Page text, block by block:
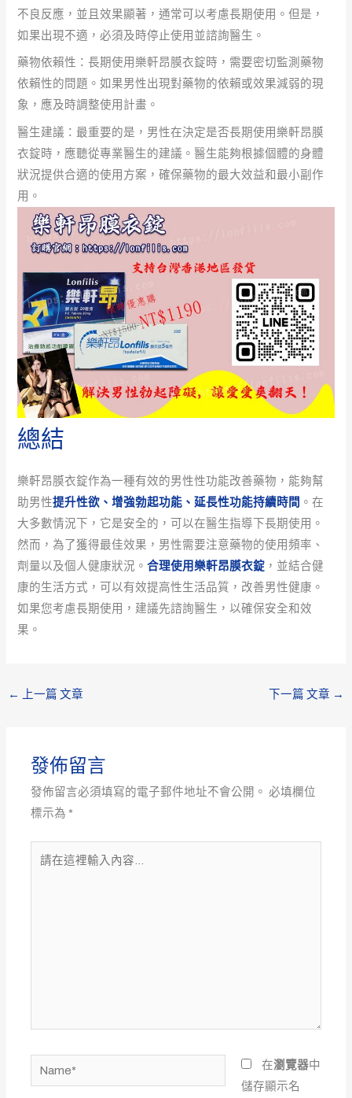
不良反應，並且效果顯著，通常可以考慮長期使用。但是，
如果出現不適，必須及時停止使用並諮詢醫生。
藥物依賴性：長期使用樂軒昂膜衣錠時，需要密切監測藥物
依賴性的問題。如果男性出現對藥物的依賴或效果減弱的現
象，應及時調整使用計畫。
醫生建議：最重要的是，男性在決定是否長期使用樂軒昂膜
衣錠時，應聽從專業醫生的建議。醫生能夠根據個體的身體
狀況提供合適的使用方案，確保藥物的最大效益和最小副作
用。
總結
樂軒昂膜衣錠作為一種有效的男性性功能改善藥物，能夠幫
助男性提升性欲、增強勃起功能、延長性功能持續時間 。在
大多數情況下，它是安全的，可以在醫生指導下長期使用。
然而，為了獲得最佳效果，男性需要注意藥物的使用頻率、
劑量以及個人健康狀況。合理使用樂軒昂膜衣錠 ，並結合健
康的生活方式，可以有效提高性生活品質，改善男性健康。
如果您考慮長期使用，建議先諮詢醫生，以確保安全和效
果。
← 上一篇 文章 下一篇 文章 →
發佈留言
發佈留言必須填寫的電子郵件地址不會公開。 必填欄位
標示為 *
Name* 在瀏覽器中
儲存顯示名